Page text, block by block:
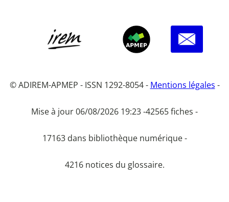
© ADIREM-APMEP - ISSN 1292-8054 - Mentions légales -
Mise à jour 06/08/2026 19:23 -42565 fiches -
17163 dans bibliothèque numérique -
4216 notices du glossaire.